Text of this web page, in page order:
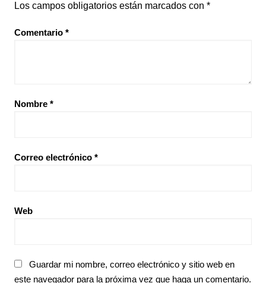
Los campos obligatorios están marcados con *
Comentario *
Nombre *
Correo electrónico *
Web
Guardar mi nombre, correo electrónico y sitio web en
este navegador para la próxima vez que haga un comentario.